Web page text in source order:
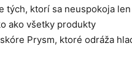
tých, ktorí sa neuspokoja len
ako všetky produkty
Prysm, ktoré odráža